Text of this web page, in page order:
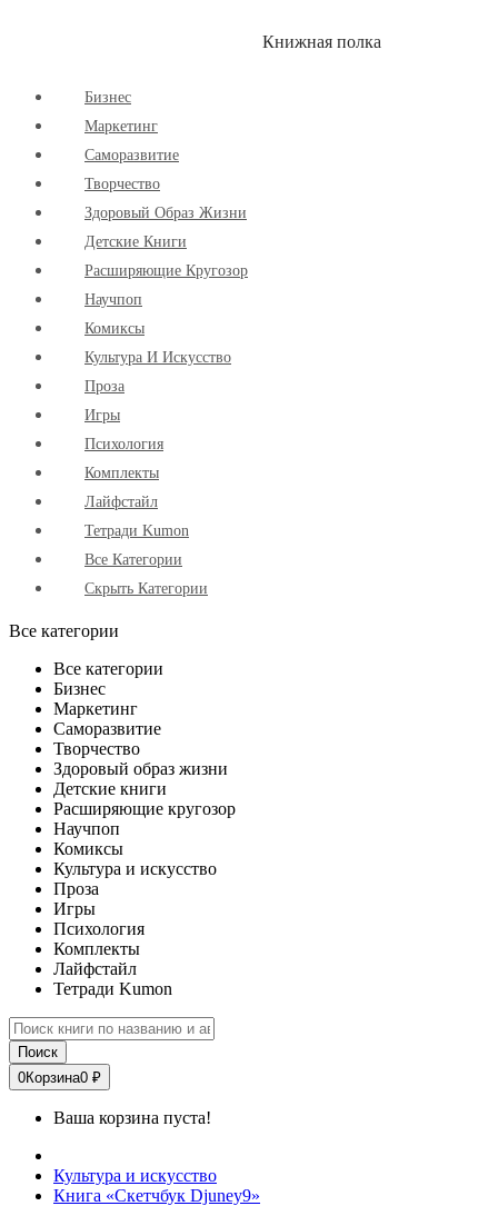
Книжная полка
Бизнес
Маркетинг
Cаморазвитие
Творчество
Здоровый Образ Жизни
Детские Книги
Расширяющие Кругозор
Научпоп
Комиксы
Культура И Искусство
Проза
Игры
Психология
Комплекты
Лайфстайл
Тетради Kumon
Все Категории
Скрыть Категории
Все категории
Все категории
Бизнес
Маркетинг
Саморазвитие
Творчество
Здоровый образ жизни
Детские книги
Расширяющие кругозор
Научпоп
Комиксы
Культура и искусство
Проза
Игры
Психология
Комплекты
Лайфстайл
Тетради Kumon
Поиск
0Корзина0 ₽
Ваша корзина пуста!
Культура и искусство
Книга «Cкетчбук Djuney9»